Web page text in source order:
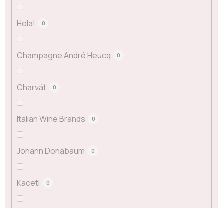
Hola! 0
Champagne André Heucq 0
Charvát 0
Italian Wine Brands 0
Johann Donabaum 0
Kacetl 0